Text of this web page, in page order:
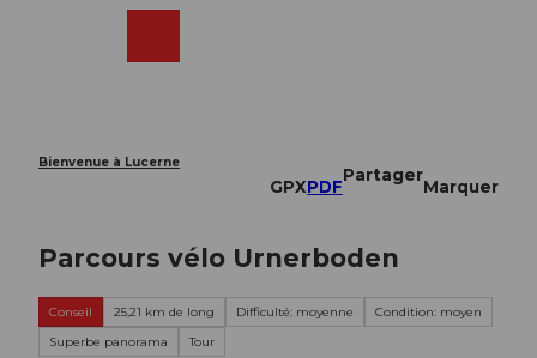
Bienvenue à Lucerne
GPXPDF
Partager
Marquer
Parcours vélo Urnerboden
Conseil 25,21 km de long Difficulté: moyenne
Condition: moyen
Superbe panorama
Tour